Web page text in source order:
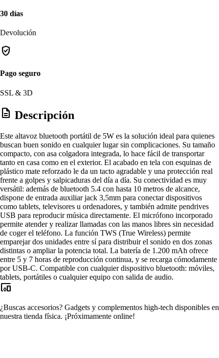
30 días
Devolución
verified_user
Pago seguro
SSL & 3D
description Descripción
Este altavoz bluetooth portátil de 5W es la solución ideal para quienes
buscan buen sonido en cualquier lugar sin complicaciones. Su tamaño
compacto, con asa colgadora integrada, lo hace fácil de transportar
tanto en casa como en el exterior. El acabado en tela con esquinas de
plástico mate reforzado le da un tacto agradable y una protección real
frente a golpes y salpicaduras del día a día. Su conectividad es muy
versátil: además de bluetooth 5.4 con hasta 10 metros de alcance,
dispone de entrada auxiliar jack 3,5mm para conectar dispositivos
como tablets, televisores u ordenadores, y también admite pendrives
USB para reproducir música directamente. El micrófono incorporado
permite atender y realizar llamadas con las manos libres sin necesidad
de coger el teléfono. La función TWS (True Wireless) permite
emparejar dos unidades entre sí para distribuir el sonido en dos zonas
distintas o ampliar la potencia total. La batería de 1.200 mAh ofrece
entre 5 y 7 horas de reproducción continua, y se recarga cómodamente
por USB-C. Compatible con cualquier dispositivo bluetooth: móviles,
tablets, portátiles o cualquier equipo con salida de audio.
devices_other
¿Buscas accesorios? Gadgets y complementos high-tech disponibles en
nuestra tienda física. ¡Próximamente online!